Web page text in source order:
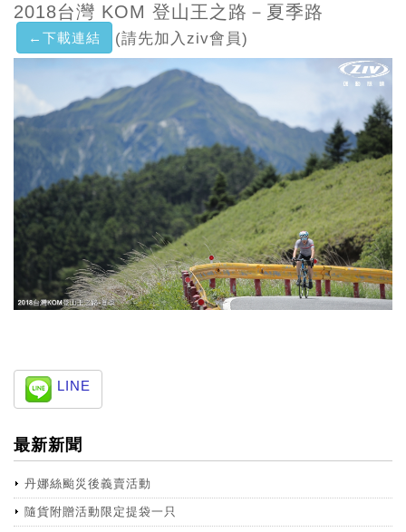
2018台灣 KOM 登山王之路－夏季路
←下載連結 (請先加入ziv會員)
LINE
最新新聞
丹娜絲颱災後義賣活動
隨貨附贈活動限定提袋一只